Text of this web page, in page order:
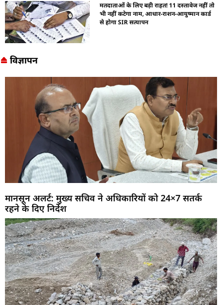
मतदाताओं के लिए बड़ी राहत! 11 दस्तावेज नहीं तो
भी नहीं कटेगा नाम, आधार-राशन-आयुष्मान कार्ड
से होगा SIR सत्यापन
विज्ञापन
मानसून अलर्ट: मुख्य सचिव ने अधिकारियों को 24×7 सतर्क
रहने के दिए निर्देश